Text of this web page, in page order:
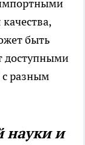
быть
доступными
с разным
науки и